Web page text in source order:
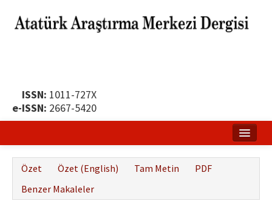
ISSN: 1011-727X
e-ISSN: 2667-5420
Özet Özet (English) Tam Metin
PDF
Benzer Makaleler